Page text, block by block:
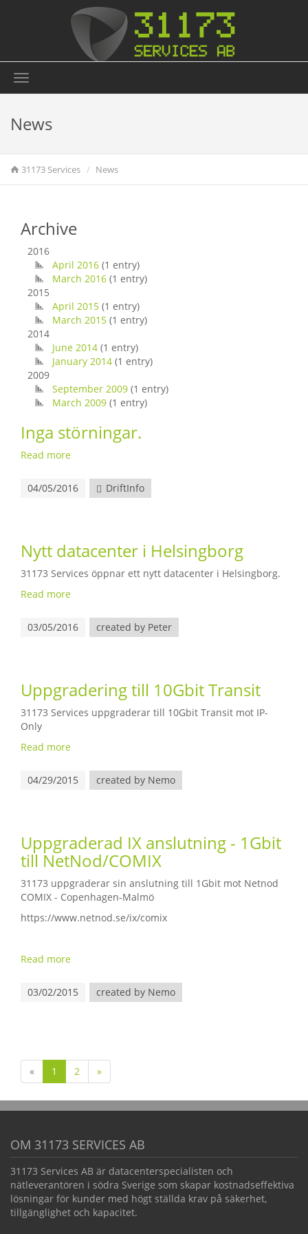
Toggle
navigation
News
31173 Services News
Archive
2016
April 2016 (1 entry)
March 2016 (1 entry)
2015
April 2015 (1 entry)
March 2015 (1 entry)
2014
June 2014 (1 entry)
January 2014 (1 entry)
2009
September 2009 (1 entry)
March 2009 (1 entry)
Inga störningar.
Read more
04/05/2016 DriftInfo
Nytt datacenter i Helsingborg
31173 Services öppnar ett nytt datacenter i Helsingborg.
Read more
03/05/2016 created by Peter
Uppgradering till 10Gbit Transit
31173 Services uppgraderar till 10Gbit Transit mot IP-
Only
Read more
04/29/2015 created by Nemo
Uppgraderad IX anslutning - 1Gbit
till NetNod/COMIX
31173 uppgraderar sin anslutning till 1Gbit mot Netnod
COMIX - Copenhagen-Malmö
https://www.netnod.se/ix/comix
Read more
03/02/2015 created by Nemo
« 1 2 »
OM 31173 SERVICES AB
31173 Services AB är datacenterspecialisten och
nätleverantören i södra Sverige som skapar kostnadseffektiva
lösningar för kunder med högt ställda krav på säkerhet,
tillgänglighet och kapacitet.